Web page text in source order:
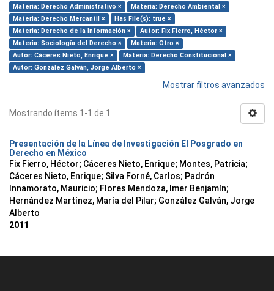
Materia: Derecho Administrativo ×
Materia: Derecho Ambiental ×
Materia: Derecho Mercantil ×
Has File(s): true ×
Materia: Derecho de la Información ×
Autor: Fix Fierro, Héctor ×
Materia: Sociología del Derecho ×
Materia: Otro ×
Autor: Cáceres Nieto, Enrique ×
Materia: Derecho Constitucional ×
Autor: González Galván, Jorge Alberto ×
Mostrar filtros avanzados
Mostrando ítems 1-1 de 1
Presentación de la Línea de Investigación El Posgrado en
Derecho en México
Fix Fierro, Héctor; Cáceres Nieto, Enrique; Montes, Patricia;
Cáceres Nieto, Enrique; Silva Forné, Carlos; Padrón
Innamorato, Mauricio; Flores Mendoza, Imer Benjamín;
Hernández Martínez, María del Pilar; González Galván, Jorge
Alberto
2011